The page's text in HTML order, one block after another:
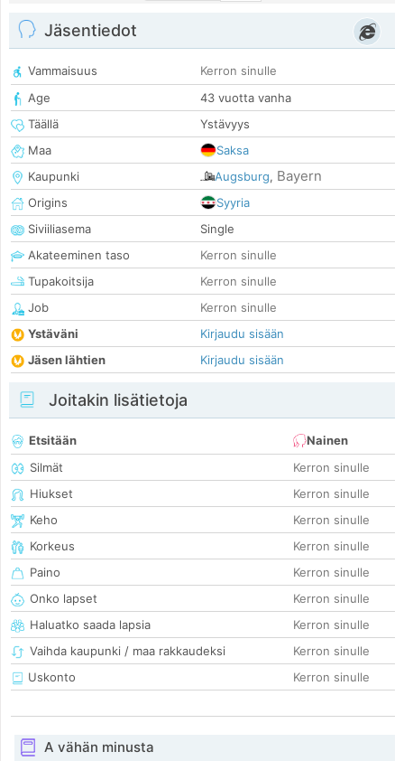
Jäsentiedot
Vammaisuus
Kerron sinulle
Age
43 vuotta vanha
Täällä
Ystävyys
Maa
Saksa
Kaupunki
Augsburg, Bayern
Origins
Syyria
Siviiliasema
Single
Akateeminen taso
Kerron sinulle
Tupakoitsija
Kerron sinulle
Job
Kerron sinulle
Ystäväni
Kirjaudu sisään
Jäsen lähtien
Kirjaudu sisään
Joitakin lisätietoja
Etsitään
Nainen
Silmät
Kerron sinulle
Hiukset
Kerron sinulle
Keho
Kerron sinulle
Korkeus
Kerron sinulle
Paino
Kerron sinulle
Onko lapset
Kerron sinulle
Haluatko saada lapsia
Kerron sinulle
Vaihda kaupunki / maa rakkaudeksi
Kerron sinulle
Uskonto
Kerron sinulle
A vähän minusta